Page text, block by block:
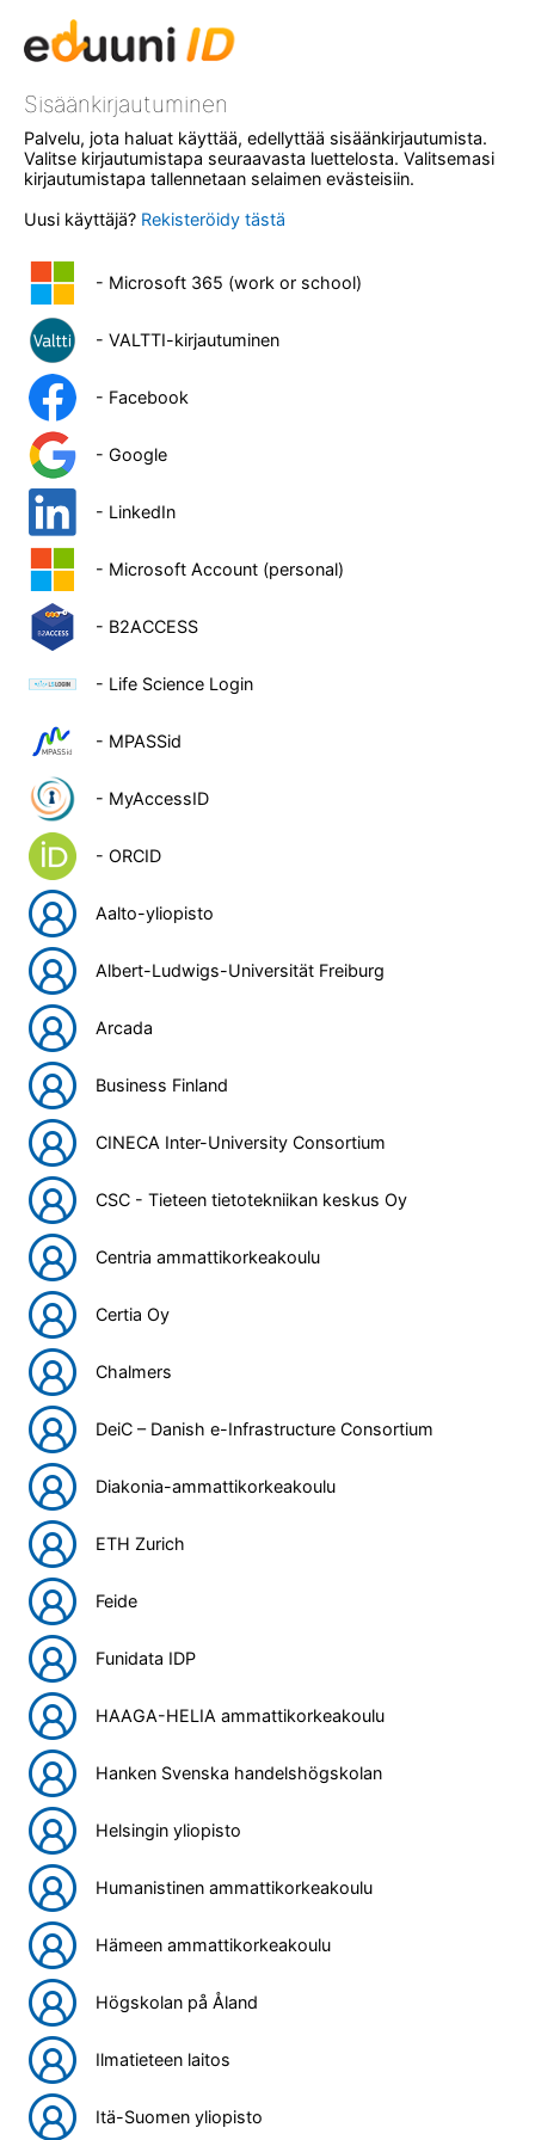
Sisäänkirjautuminen
Palvelu, jota haluat käyttää, edellyttää sisäänkirjautumista.
Valitse kirjautumistapa seuraavasta luettelosta. Valitsemasi
kirjautumistapa tallennetaan selaimen evästeisiin.
Uusi käyttäjä? Rekisteröidy tästä
- Microsoft 365 (work or school)
- VALTTI-kirjautuminen
- Facebook
- Google
- LinkedIn
- Microsoft Account (personal)
- B2ACCESS
- Life Science Login
- MPASSid
- MyAccessID
- ORCID
Aalto-yliopisto
Albert-Ludwigs-Universität Freiburg
Arcada
Business Finland
CINECA Inter-University Consortium
CSC - Tieteen tietotekniikan keskus Oy
Centria ammattikorkeakoulu
Certia Oy
Chalmers
DeiC – Danish e-Infrastructure Consortium
Diakonia-ammattikorkeakoulu
ETH Zurich
Feide
Funidata IDP
HAAGA-HELIA ammattikorkeakoulu
Hanken Svenska handelshögskolan
Helsingin yliopisto
Humanistinen ammattikorkeakoulu
Hämeen ammattikorkeakoulu
Högskolan på Åland
Ilmatieteen laitos
Itä-Suomen yliopisto